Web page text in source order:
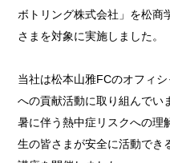
ボトリング株式会社」を松商
さまを対象に実施しました。
当社は松本山雅FCのオフィ
への貢献活動に取り組んでい
暑に伴う熱中症リスクへの理
生の皆さまが安全に活動でき